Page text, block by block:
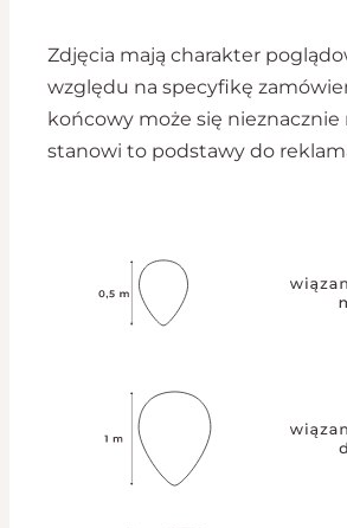
Zdjęcia mają charakter
względu na specyfikę
końcowy może się nieznacznie
stanowi to podstawy do